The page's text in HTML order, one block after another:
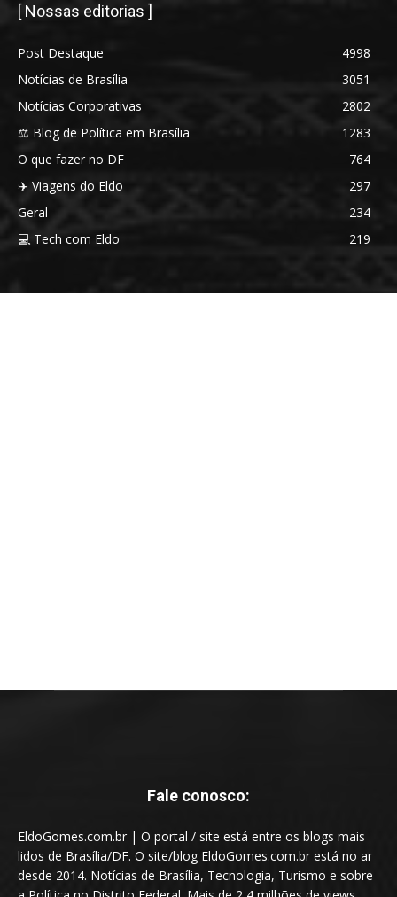
[ Nossas editorias ]
Post Destaque
4998
Notícias de Brasília
3051
Notícias Corporativas
2802
⚖️ Blog de Política em Brasília
1283
O que fazer no DF
764
✈️ Viagens do Eldo
297
Geral
234
💻 Tech com Eldo
219
Fale conosco:
EldoGomes.com.br | O portal / site está entre os blogs mais
lidos de Brasília/DF. O site/blog EldoGomes.com.br está no ar
desde 2014. Notícias de Brasília, Tecnologia, Turismo e sobre